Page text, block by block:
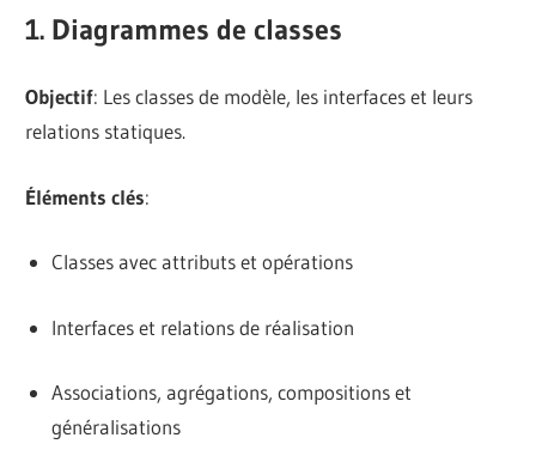
1. Diagrammes de classes
Objectif: Les classes de modèle, les interfaces et leurs
relations statiques.
Éléments clés:
Classes avec attributs et opérations
Interfaces et relations de réalisation
Associations, agrégations, compositions et
généralisations